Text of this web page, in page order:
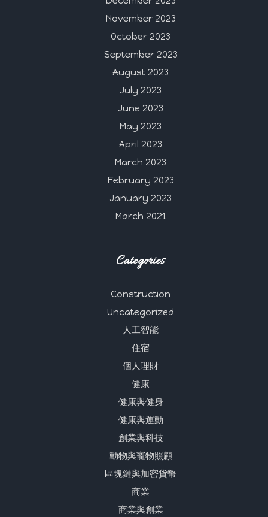
November 2023
October 2023
September 2023
August 2023
July 2023
June 2023
May 2023
April 2023
March 2023
February 2023
January 2023
March 2021
Categories
Construction
Uncategorized
人工智能
住宿
個人理財
健康
健康與健身
健康與運動
創業與科技
動物與寵物照顧
區塊鏈與加密貨幣
商業
商業與創業